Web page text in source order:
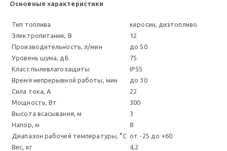
Основные характеристики
Тип топлива
керосин, дизтопливо
Электропитание, В
12
Производительность, л/мин
до 50
Уровень шума, дБ
75
Класс пылевлагозащиты
IP55
Время непрерывной работы, мин
до 30
Сила тока, А
22
Мощность, Вт
300
Высота всасывания, м
3
Напор, м
8
Диапазон рабочей температуры, °С от -25 до +60
Вес, кг
4,2